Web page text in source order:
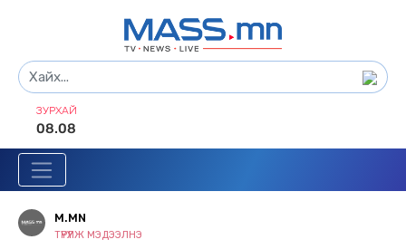
ЗУРХАЙ
08.08
M.MN
ТҮРҮҮЛЖ МЭДЭЭЛНЭ